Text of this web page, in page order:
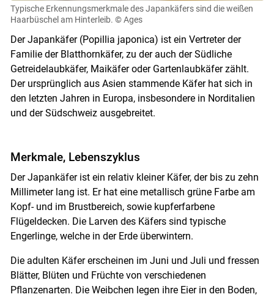
Skip to main content
Typische Erkennungsmerkmale des Japankäfers sind die weißen
Haarbüschel am Hinterleib. © Ages
Der Japankäfer (Popillia japonica) ist ein Vertreter der
Familie der Blatthornkäfer, zu der auch der Südliche
Getreidelaubkäfer, Maikäfer oder Gartenlaubkäfer zählt.
Der ursprünglich aus Asien stammende Käfer hat sich in
den letzten Jahren in Europa, insbesondere in Norditalien
und der Südschweiz ausgebreitet.
Merkmale, Lebenszyklus
Der Japankäfer ist ein relativ kleiner Käfer, der bis zu zehn
Millimeter lang ist. Er hat eine metallisch grüne Farbe am
Kopf- und im Brustbereich, sowie kupferfarbene
Flügeldecken. Die Larven des Käfers sind typische
Engerlinge, welche in der Erde überwintern.
Die adulten Käfer erscheinen im Juni und Juli und fressen
Blätter, Blüten und Früchte von verschiedenen
Pflanzenarten. Die Weibchen legen ihre Eier in den Boden,